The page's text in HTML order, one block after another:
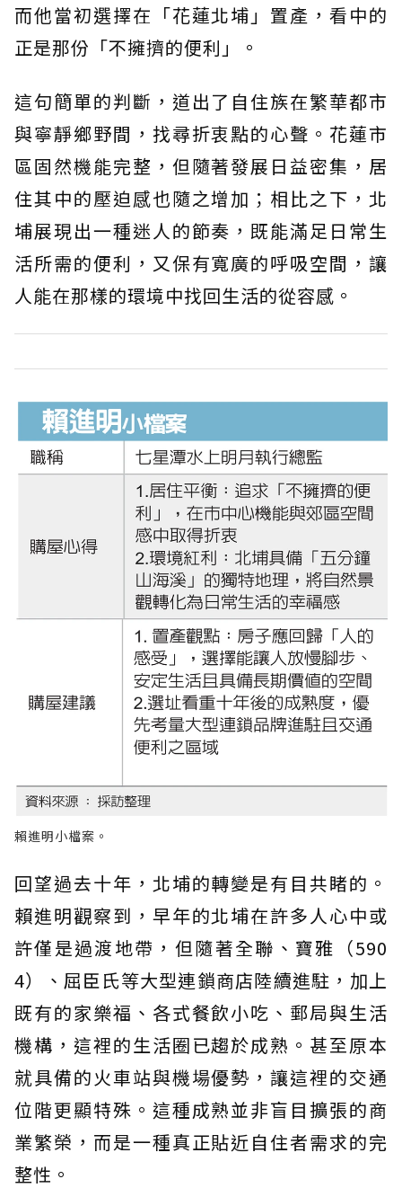
而他當初選擇在「花蓮北埔」置產，看中的
正是那份「不擁擠的便利」。
這句簡單的判斷，道出了自住族在繁華都市
與寧靜鄉野間，找尋折衷點的心聲。花蓮市
區固然機能完整，但隨著發展日益密集，居
住其中的壓迫感也隨之增加；相比之下，北
埔展現出一種迷人的節奏，既能滿足日常生
活所需的便利，又保有寬廣的呼吸空間，讓
人能在那樣的環境中找回生活的從容感。
賴進明小檔案。
回望過去十年，北埔的轉變是有目共睹的。
賴進明觀察到，早年的北埔在許多人心中或
許僅是過渡地帶，但隨著全聯、寶雅（590
4）、屈臣氏等大型連鎖商店陸續進駐，加上
既有的家樂福、各式餐飲小吃、郵局與生活
機構，這裡的生活圈已趨於成熟。甚至原本
就具備的火車站與機場優勢，讓這裡的交通
位階更顯特殊。這種成熟並非盲目擴張的商
業繁榮，而是一種真正貼近自住者需求的完
整性。